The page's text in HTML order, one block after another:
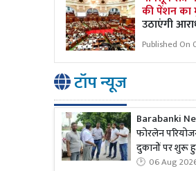
की पेंशन का
उठाएंगी
Published On
टॉप न्यूज
Barabanki
फोरलेन
दुकानों पर शुरू
06 Aug